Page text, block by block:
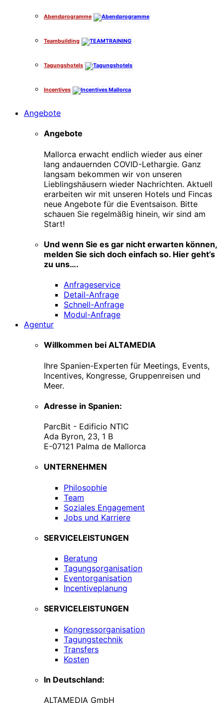
Abendprogramme
Teambuilding
Tagungshotels
Incentives
Angebote
Angebote
Mallorca erwacht endlich wieder aus einer
lang andauernden COVID-Lethargie. Ganz
langsam bekommen wir von unseren
Lieblingshäusern wieder Nachrichten. Aktuell
erarbeiten wir mit unseren Hotels und Fincas
neue Angebote für die Eventsaison. Bitte
schauen Sie regelmäßig hinein, wir sind am
Start!
Und wenn Sie es gar nicht erwarten können,
melden Sie sich doch einfach so. Hier geht’s
zu uns….
Anfrageservice
Detail-Anfrage
Schnell-Anfrage
Modul-Anfrage
Agentur
Willkommen bei ALTAMEDIA
Ihre Spanien-Experten für Meetings, Events,
Incentives, Kongresse, Gruppenreisen und
Meer.
Adresse in Spanien:
ParcBit - Edificio NTIC
Ada Byron, 23, 1 B
E-07121 Palma de Mallorca
UNTERNEHMEN
Philosophie
Team
Soziales Engagement
Jobs und Karriere
SERVICELEISTUNGEN
Beratung
Tagungsorganisation
Eventorganisation
Incentiveplanung
SERVICELEISTUNGEN
Kongressorganisation
Tagungstechnik
Transfers
Kosten
In Deutschland:
ALTAMEDIA GmbH